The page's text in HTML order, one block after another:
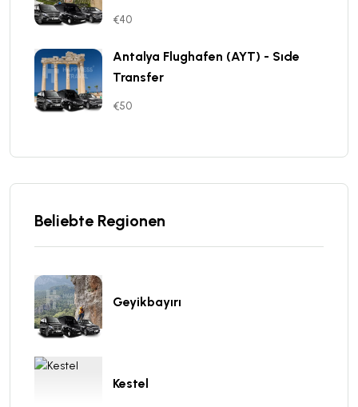
€40
Antalya Flughafen (AYT) - Sıde
Transfer
€50
Beliebte Regionen
Geyikbayırı
Kestel